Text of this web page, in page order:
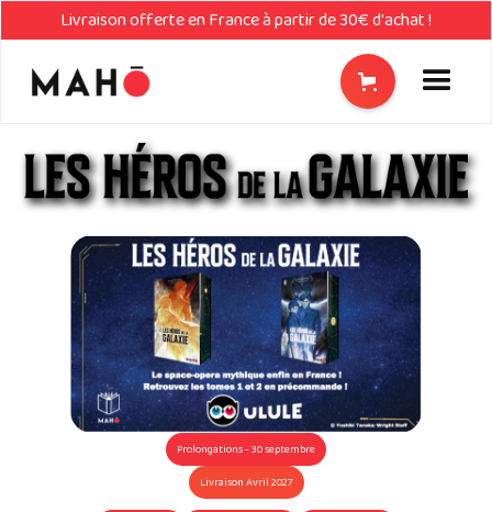
Livraison offerte en France à partir de 30€ d'achat !
Prolongations - 30 septembre
Livraison Avril 2027